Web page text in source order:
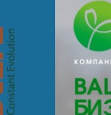
+
e-